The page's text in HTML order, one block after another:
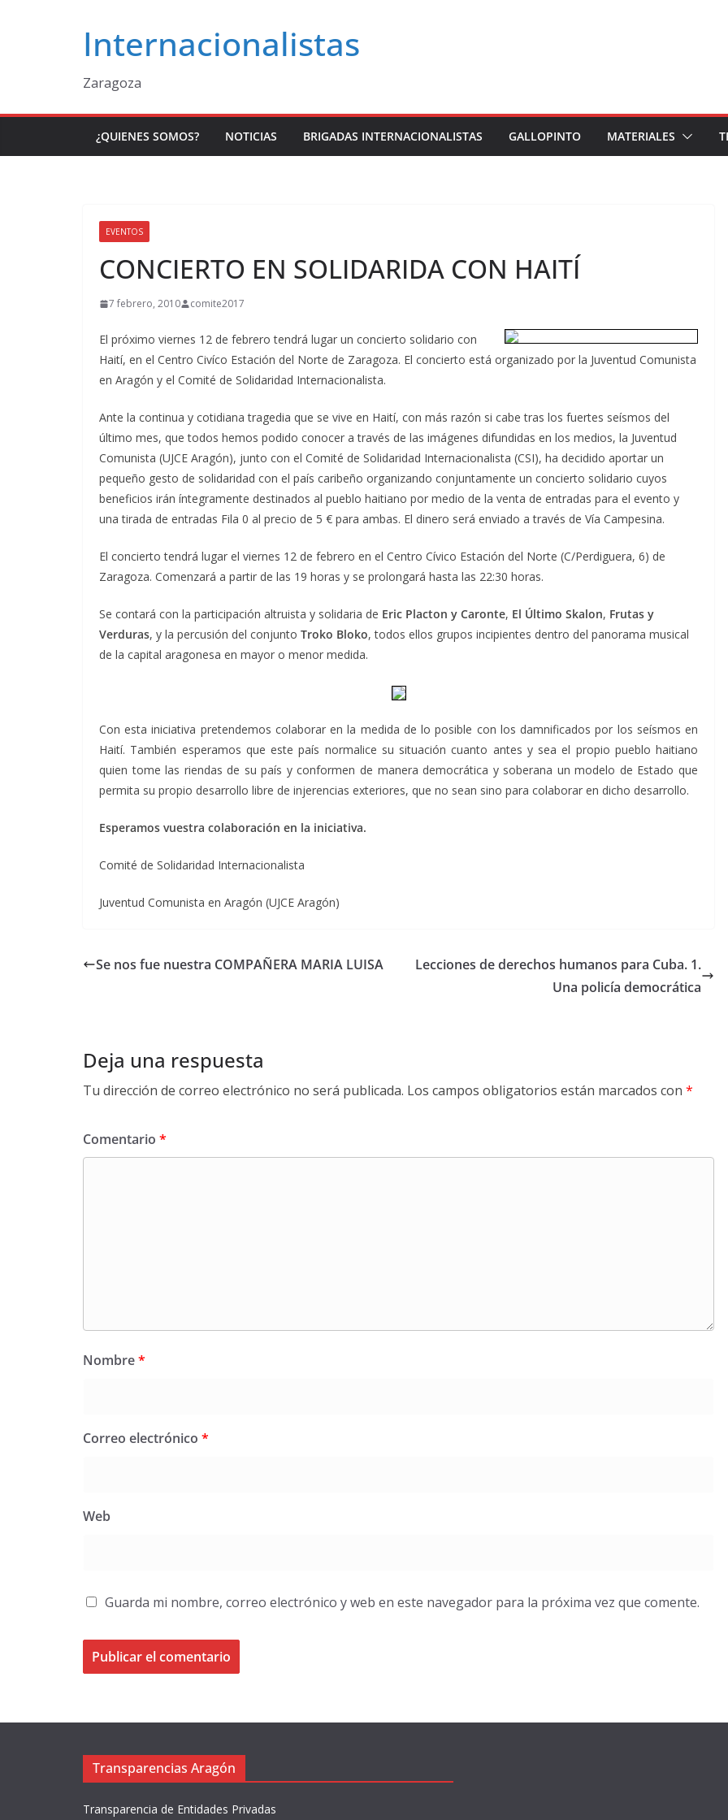
Internacionalistas
Zaragoza
¿QUIENES SOMOS? NOTICIAS BRIGADAS INTERNACIONALISTAS GALLOPINTO MATERIALES
EVENTOS
CONCIERTO EN SOLIDARIDA CON HAITÍ
7 febrero, 2010 comite2017
El próximo viernes 12 de febrero tendrá lugar un concierto solidario con
Haití, en el Centro Civíco Estación del Norte de Zaragoza. El concierto está organizado por la Juventud Comunista
en Aragón y el Comité de Solidaridad Internacionalista.
Ante la continua y cotidiana tragedia que se vive en Haití, con más razón si cabe tras los fuertes seísmos del
último mes, que todos hemos podido conocer a través de las imágenes difundidas en los medios, la Juventud
Comunista (UJCE Aragón), junto con el Comité de Solidaridad Internacionalista (CSI), ha decidido aportar un
pequeño gesto de solidaridad con el país caribeño organizando conjuntamente un concierto solidario cuyos
beneficios irán íntegramente destinados al pueblo haitiano por medio de la venta de entradas para el evento y
una tirada de entradas Fila 0 al precio de 5 € para ambas. El dinero será enviado a través de Vía Campesina.
El concierto tendrá lugar el viernes 12 de febrero en el Centro Cívico Estación del Norte (C/Perdiguera, 6) de
Zaragoza. Comenzará a partir de las 19 horas y se prolongará hasta las 22:30 horas.
Se contará con la participación altruista y solidaria de Eric Placton y Caronte, El Último Skalon, Frutas y
Verduras, y la percusión del conjunto Troko Bloko, todos ellos grupos incipientes dentro del panorama musical
de la capital aragonesa en mayor o menor medida.
Con esta iniciativa pretendemos colaborar en la medida de lo posible con los damnificados por los seísmos en
Haití. También esperamos que este país normalice su situación cuanto antes y sea el propio pueblo haitiano
quien tome las riendas de su país y conformen de manera democrática y soberana un modelo de Estado que
permita su propio desarrollo libre de injerencias exteriores, que no sean sino para colaborar en dicho desarrollo.
Esperamos vuestra colaboración en la iniciativa.
Comité de Solidaridad Internacionalista
Juventud Comunista en Aragón (UJCE Aragón)
Se nos fue nuestra COMPAÑERA MARIA LUISA
Lecciones de derechos humanos para Cuba. 1.
Una policía democrática
Deja una respuesta
Tu dirección de correo electrónico no será publicada. Los campos obligatorios están marcados con *
Comentario *
Nombre*
Correo electrónico *
Web
Guarda mi nombre, correo electrónico y web en este navegador para la próxima vez que comente.
Transparencias Aragón
Transparencia de Entidades Privadas